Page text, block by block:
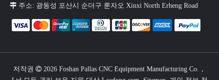
 주소: 광동성 포산시 순더구 룬자오 Xinxi North Erheng Road
저작권  2026 Foshan Pallas CNC Equipment Manufacturing Co.，